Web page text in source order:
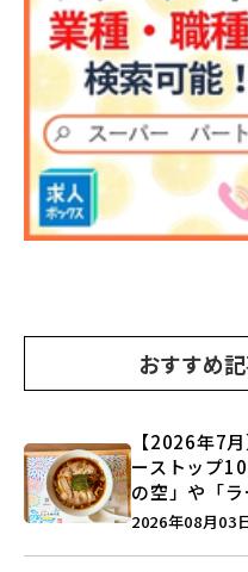
おすすめ
【2026年7
ーストップ
の空」や「
注目記事を
2026年08月03